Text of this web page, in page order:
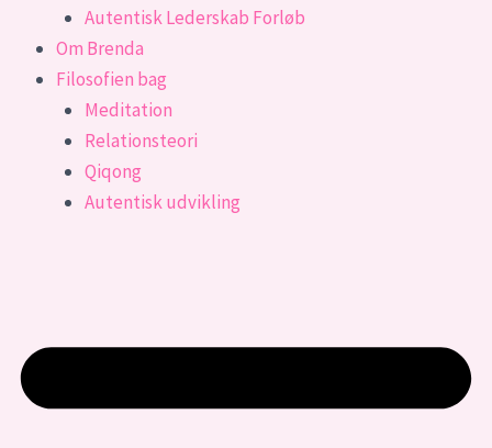
Autentisk Lederskab Forløb
Om Brenda
Filosofien bag
Meditation
Relationsteori
Qiqong
Autentisk udvikling